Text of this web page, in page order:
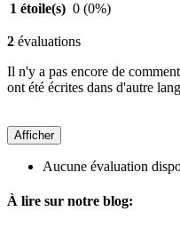
1 étoile(s) 0 (0%)
2 évaluations
Il n'y a pas encore de
ont été écrites dans d'autre
Afficher
Aucune évaluation
À lire sur notre blog: